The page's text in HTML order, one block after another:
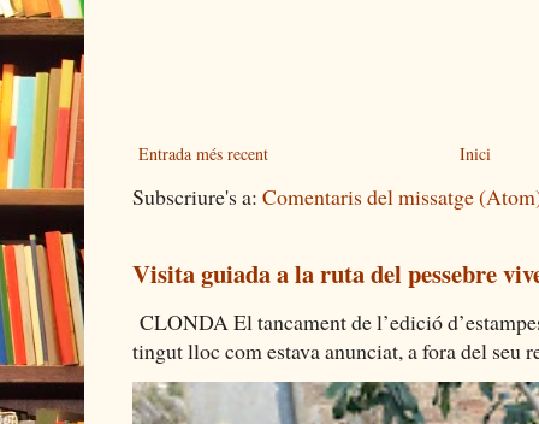
Entrada més recent Inici
Subscriure's a: Comentaris del missatge
Visita guiada a la ruta del pessebre
CLONDA El tancament de l’edició
tingut lloc com estava anunciat, a fora del seu